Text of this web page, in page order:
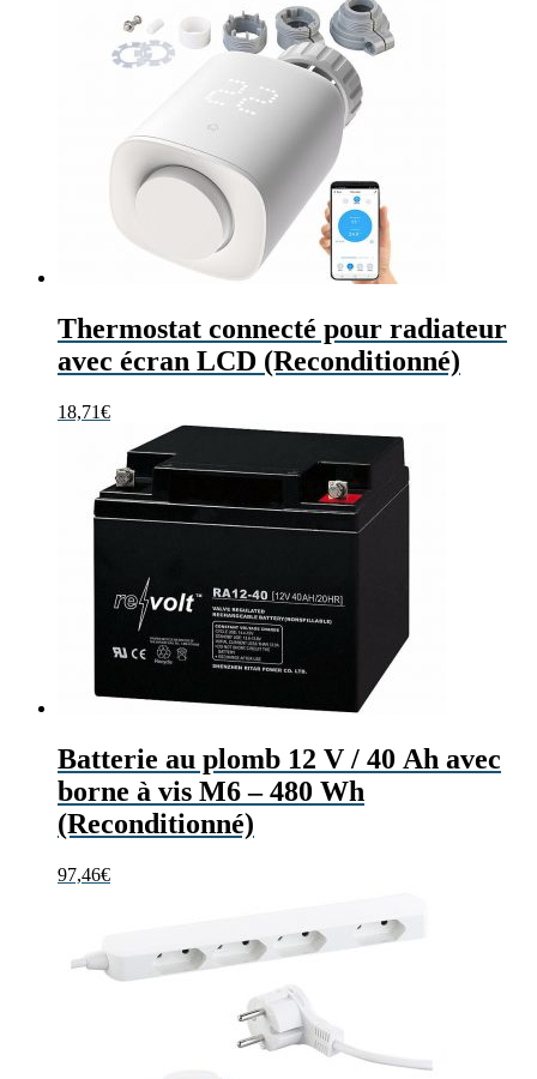
Thermostat connecté pour radiateur
avec écran LCD (Reconditionné)
18,71€
Batterie au plomb 12 V / 40 Ah avec
borne à vis M6 – 480 Wh
(Reconditionné)
97,46€